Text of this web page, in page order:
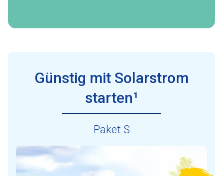
Günstig mit Solarstrom
starten¹
Paket S